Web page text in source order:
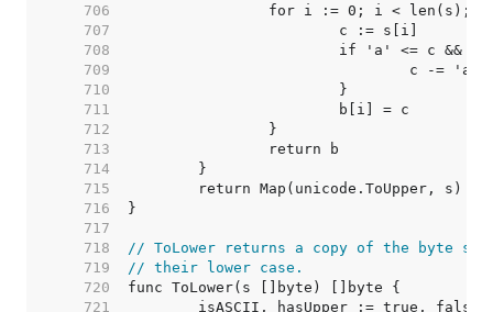
   706
   707
   708
   709
   710
   711
   712
   713
   714
   715
   716
   717
   718
// ToLower returns a copy of the byte
   719
// their lower case.
   720
   721